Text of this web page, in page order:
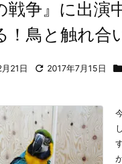
戦争』に出
！鳥と触れ合
21日  2017年7月15日 